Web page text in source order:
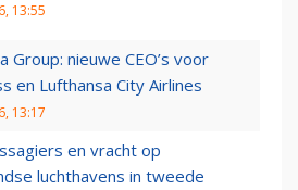
13:55
Group: nieuwe CEO’s voor
en Lufthansa City Airlines
13:17
en vracht op
luchthavens in tweede